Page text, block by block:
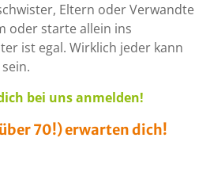
Eltern oder Verwandte
oder starte allein ins
ist egal. Wirklich jeder kann
bei uns anmelden!
70!) erwarten dich!